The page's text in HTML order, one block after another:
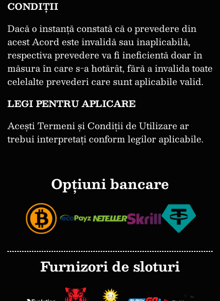
CONDIȚII
Dacă o instanță constată că o prevedere din
acest Acord este invalidă sau inaplicabilă,
respectiva prevedere va fi ineficientă doar în
măsura în care s-a hotărât, fără a invalida toate
celelalte prevederi care sunt aplicabile valid.
LEGI PENTRU APLICARE
Acești Termeni și Condiții de Utilizare ar
trebui interpretați conform legilor aplicabile.
Opțiuni bancare
Furnizori de sloturi